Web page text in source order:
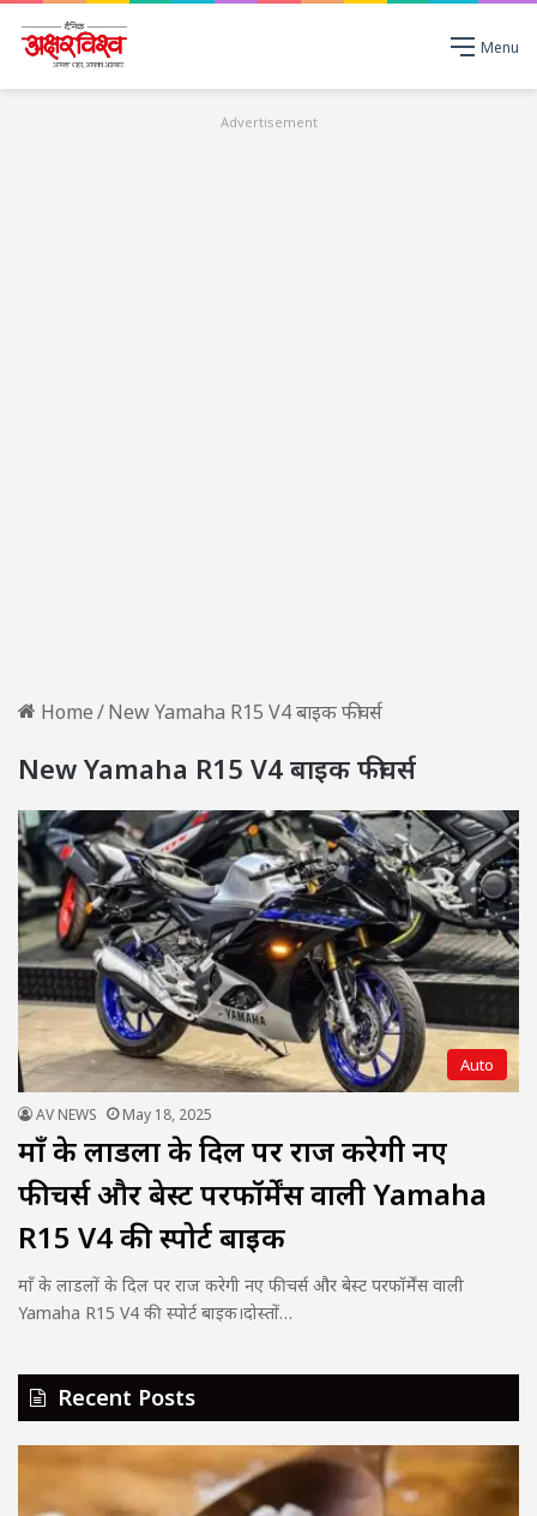
Menu
Advertisement
Home/New Yamaha R15 V4 बाइक फीचर्स
New Yamaha R15 V4 बाइक फीचर्स
Auto
AV NEWS May 18, 2025
माँ के लाडलों के दिल पर राज करेगी नए
फीचर्स और बेस्ट परफॉर्मेंस वाली Yamaha
R15 V4 की स्पोर्ट बाइक
माँ के लाडलों के दिल पर राज करेगी नए फीचर्स और बेस्ट परफॉर्मेंस वाली
Yamaha R15 V4 की स्पोर्ट बाइक।दोस्तों…
Recent Posts